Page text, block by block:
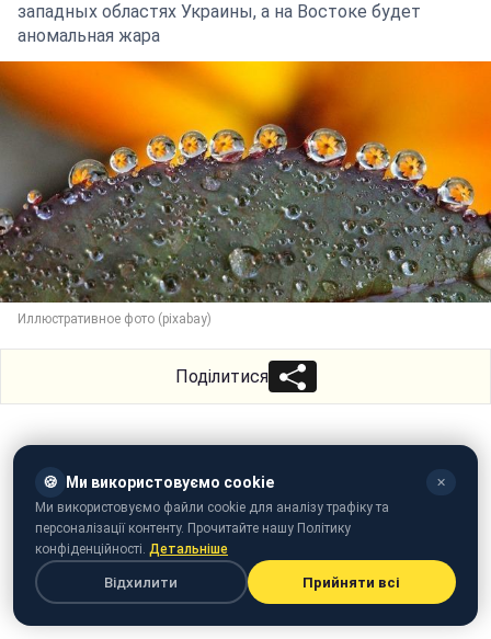
западных областях Украины, а на Востоке будет
аномальная жара
Иллюстративное фото (pixabay)
Поділитися
🍪 Ми використовуємо cookie ✕
Ми використовуємо файли cookie для аналізу трафіку та
персоналізації контенту. Прочитайте нашу Політику
конфіденційності. Детальніше
Відхилити Прийняти всі